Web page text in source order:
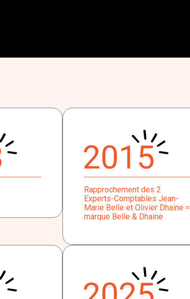
Rapprochement des 2
Experts-Comptables Jean-
Marie Belle et Olivier Dhaine =
marque Belle & Dhaine